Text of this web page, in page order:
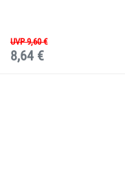
UVP 9,60 €
8,64 €